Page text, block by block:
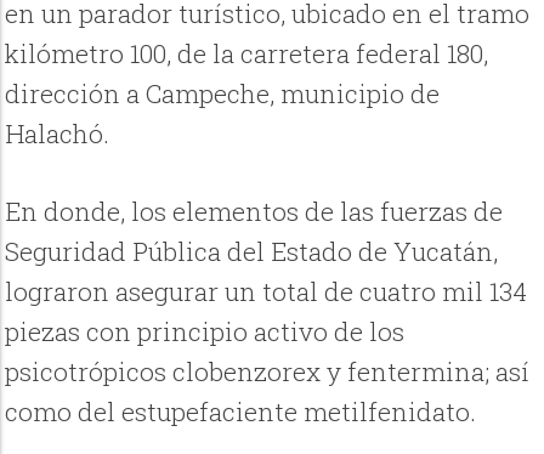
en un parador turístico, ubicado en el tramo
kilómetro 100, de la carretera federal 180,
dirección a Campeche, municipio de
Halachó.
En donde, los elementos de las fuerzas de
Seguridad Pública del Estado de Yucatán,
lograron asegurar un total de cuatro mil 134
piezas con principio activo de los
psicotrópicos clobenzorex y fentermina; así
como del estupefaciente metilfenidato.